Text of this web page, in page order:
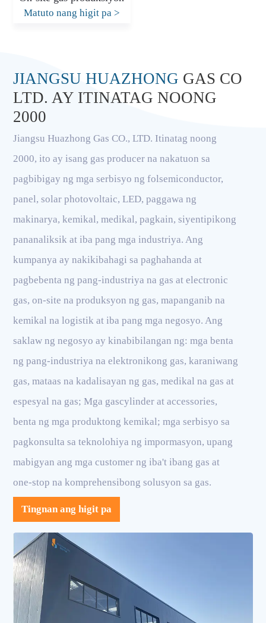
Matuto nang higit pa >
JIANGSU HUAZHONG GAS CO
LTD. AY ITINATAG NOONG
2000
Jiangsu Huazhong Gas CO., LTD. Itinatag noong
2000, ito ay isang gas producer na nakatuon sa
pagbibigay ng mga serbisyo ng folsemiconductor,
panel, solar photovoltaic, LED, paggawa ng
makinarya, kemikal, medikal, pagkain, siyentipikong
pananaliksik at iba pang mga industriya. Ang
kumpanya ay nakikibahagi sa paghahanda at
pagbebenta ng pang-industriya na gas at electronic
gas, on-site na produksyon ng gas, mapanganib na
kemikal na logistik at iba pang mga negosyo. Ang
saklaw ng negosyo ay kinabibilangan ng: mga benta
ng pang-industriya na elektronikong gas, karaniwang
gas, mataas na kadalisayan ng gas, medikal na gas at
espesyal na gas; Mga gascylinder at accessories,
benta ng mga produktong kemikal; mga serbisyo sa
pagkonsulta sa teknolohiya ng impormasyon, upang
mabigyan ang mga customer ng iba't ibang gas at
one-stop na komprehensibong solusyon sa gas.
Tingnan ang higit pa